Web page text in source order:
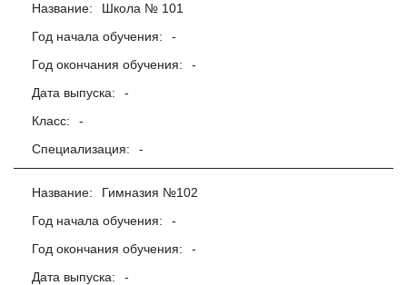
Название:
Школа № 101
Год начала обучения:
-
Год окончания обучения:
-
Дата выпуска:
-
Класс:
-
Специализация:
-
Название:
Гимназия №102
Год начала обучения:
-
Год окончания обучения:
-
Дата выпуска:
-